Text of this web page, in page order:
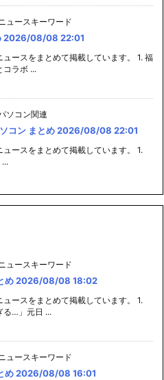
ニュースキーワード
2026/08/08 22:01
ュースをまとめて掲載しています。 1. 福
コラボ ...
ソコン関連
コン まとめ 2026/08/08 22:01
ュースをまとめて掲載しています。 1.
ニュースキーワード
め 2026/08/08 18:02
ュースをまとめて掲載しています。 1.
る…」元日 ...
ニュースキーワード
め 2026/08/08 16:01